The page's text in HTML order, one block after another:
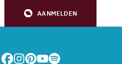
AANMELDEN